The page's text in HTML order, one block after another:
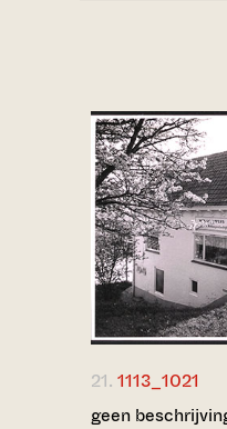
21. 1113_1021
geen